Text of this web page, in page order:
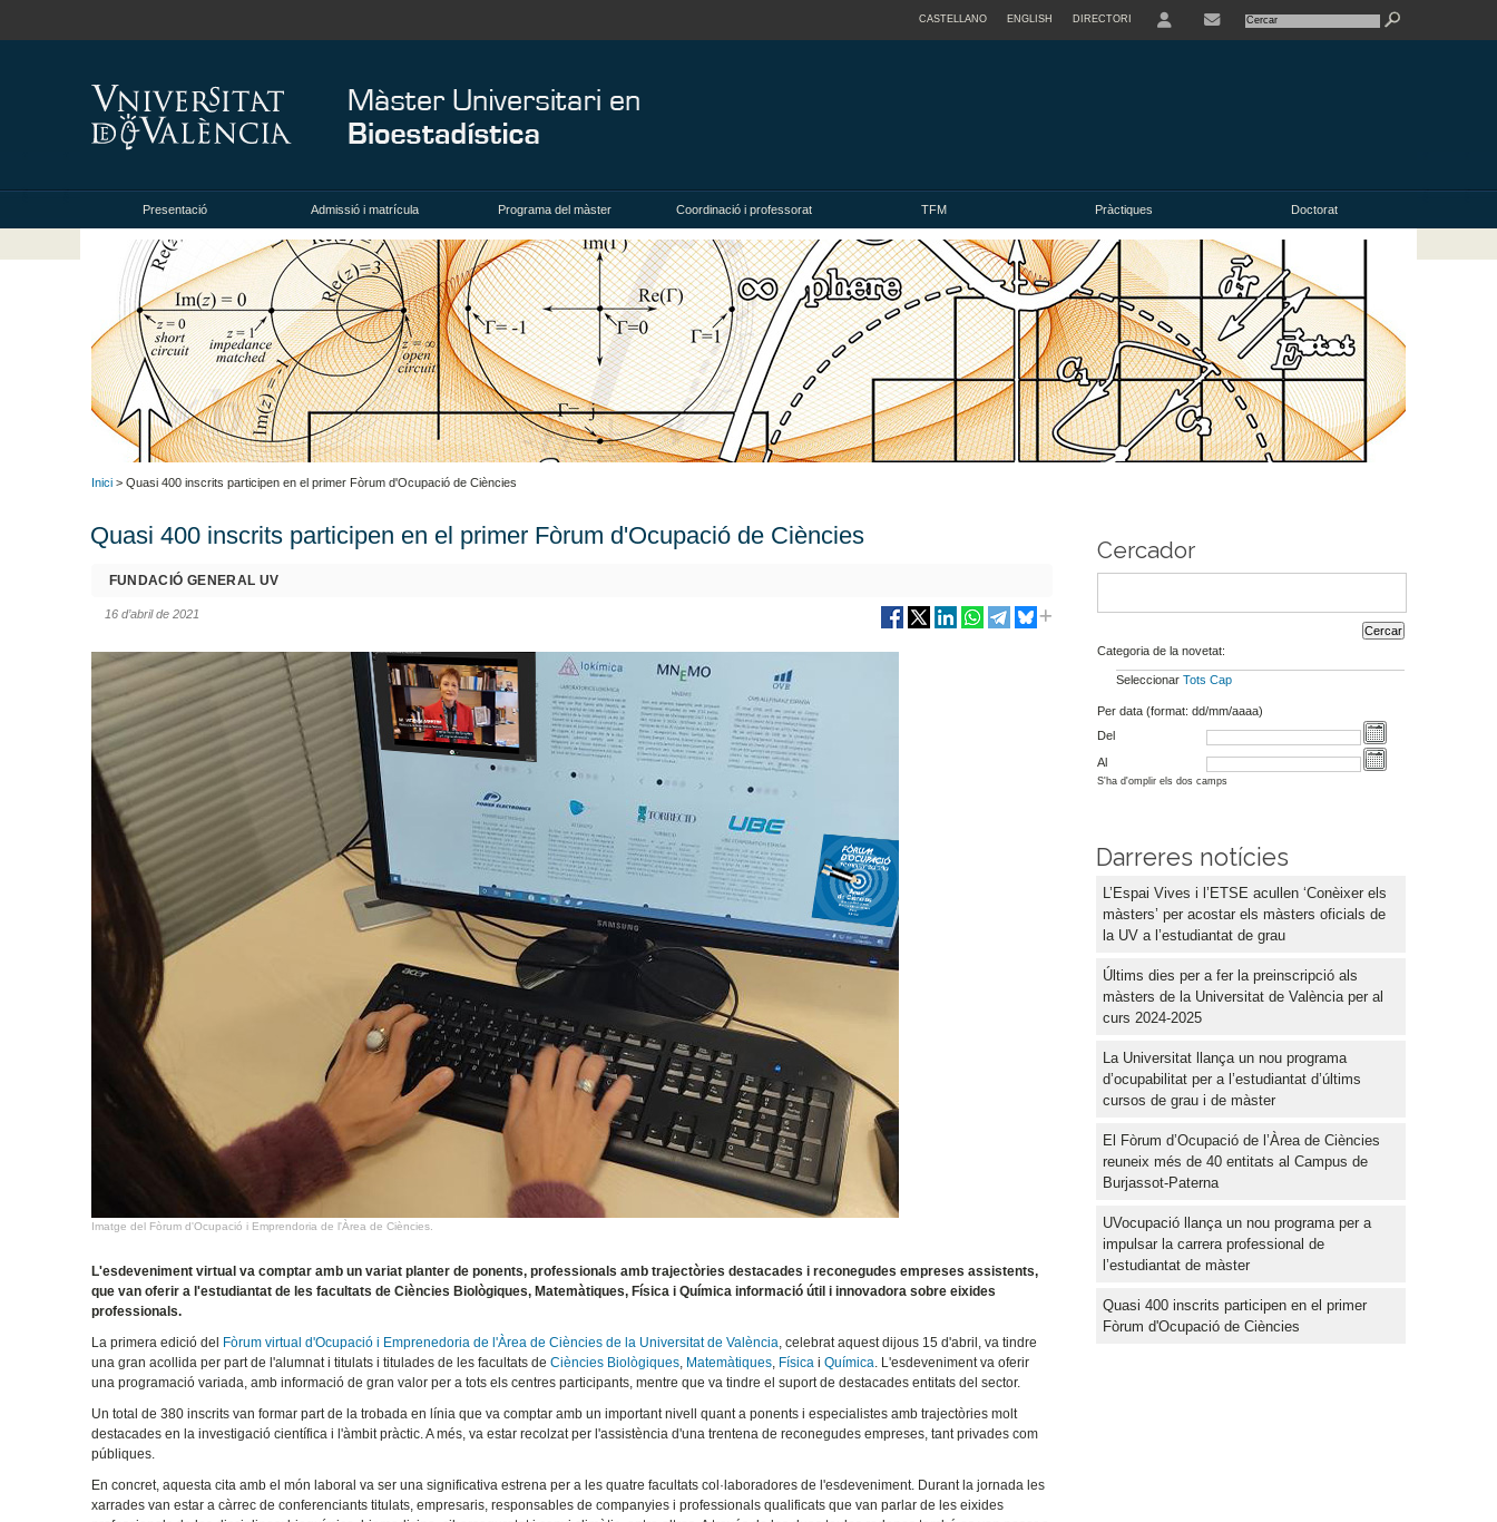
CASTELLANO ENGLISH DIRECTORI
Presentació Admissió i matrícula Programa del màster Coordinació i professorat TFM Pràctiques Doctorat
Inici > Quasi 400 inscrits participen en el primer Fòrum d'Ocupació de Ciències
Quasi 400 inscrits participen en el primer Fòrum d'Ocupació de Ciències
FUNDACIÓ GENERAL UV
16 d’abril de 2021
Imatge del Fòrum d'Ocupació i Emprendoria de l'Àrea de Ciències.
L'esdeveniment virtual va comptar amb un variat planter de ponents, professionals amb trajectòries destacades i reconegudes empreses assistents,
que van oferir a l'estudiantat de les facultats de Ciències Biològiques, Matemàtiques, Física i Química informació útil i innovadora sobre eixides
professionals.
La primera edició del Fòrum virtual d'Ocupació i Emprenedoria de l'Àrea de Ciències de la Universitat de València, celebrat aquest dijous 15 d'abril, va tindre
una gran acollida per part de l'alumnat i titulats i titulades de les facultats deCiències Biològiques, Matemàtiques, Física iQuímica. L'esdeveniment va oferir
una programació variada, amb informació de gran valor per a tots els centres participants, mentre que va tindre el suport de destacades entitats del sector.
Un total de 380 inscrits van formar part de la trobada en línia que va comptar amb un important nivell quant a ponents i especialistes amb trajectòries molt
destacades en la investigació científica i l'àmbit pràctic. A més, va estar recolzat per l'assistència d'una trentena de reconegudes empreses, tant privades com
públiques.
En concret, aquesta cita amb el món laboral va ser una significativa estrena per a les quatre facultats col·laboradores de l'esdeveniment. Durant la jornada les
xarrades van estar a càrrec de conferenciants titulats, empresaris, responsables de companyies i professionals qualificats que van parlar de les eixides
Cercador
Categoria de la novetat:
Seleccionar Tots Cap
Per data (format: dd/mm/aaaa)
Del
Al
S'ha d'omplir els dos camps
Darreres notícies
L’Espai Vives i l’ETSE acullen ‘Conèixer els
màsters’ per acostar els màsters oficials de
la UV a l’estudiantat de grau
Últims dies per a fer la preinscripció als
màsters de la Universitat de València per al
curs 2024-2025
La Universitat llança un nou programa
d’ocupabilitat per a l’estudiantat d’últims
cursos de grau i de màster
El Fòrum d’Ocupació de l’Àrea de Ciències
reuneix més de 40 entitats al Campus de
Burjassot-Paterna
UVocupació llança un nou programa per a
impulsar la carrera professional de
l’estudiantat de màster
Quasi 400 inscrits participen en el primer
Fòrum d'Ocupació de Ciències